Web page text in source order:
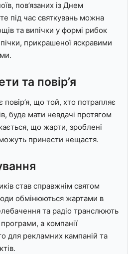
пов’язаних із Днем
під час святкувань можна
та випічки у формі рибок
прикрашеної яскравими
та повір’я
повір’я, що той, хто потрапляє
буде мати невдачі протягом
що жарти, зроблені
принести нещастя.
став справжнім святом
обмінюються жартами в
та радіо транслюють
а компанії
для рекламних кампаній та